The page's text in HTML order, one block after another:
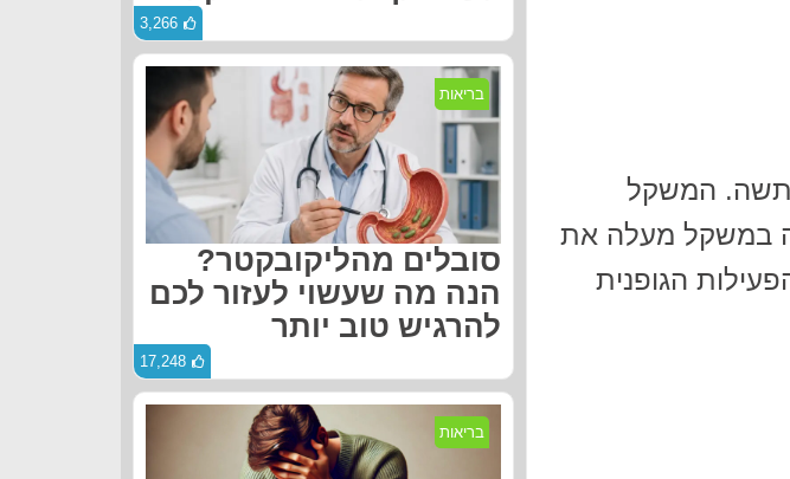
המשקל
במשקל מעלה את
הגופנית
3,266
בריאות
סובלים מהליקובקטר?
הנה מה שעשוי לעזור לכם
להרגיש טוב יותר
17,248
בריאות